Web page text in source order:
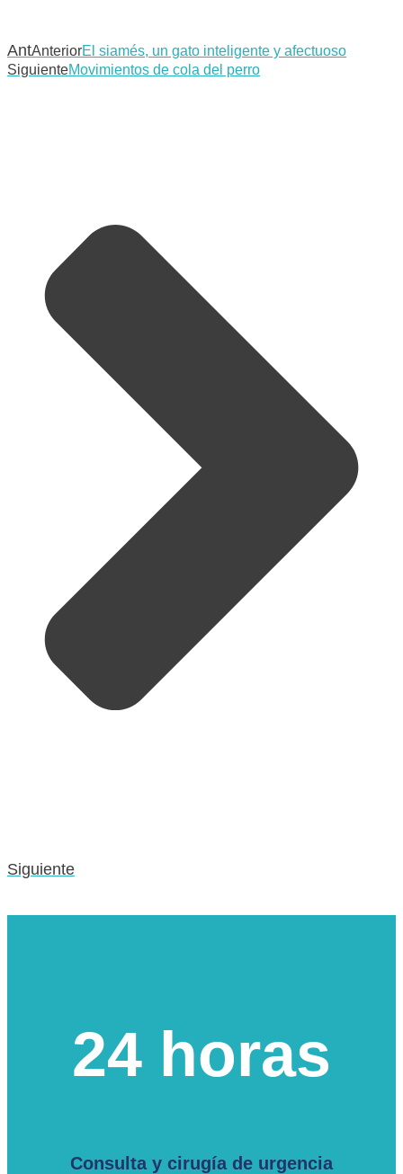
AntAnteriorEl siamés, un gato inteligente y afectuoso
SiguienteMovimientos de cola del perro
Siguiente
24 horas
Consulta y cirugía de urgencia